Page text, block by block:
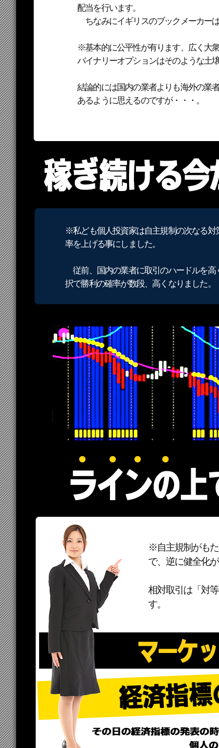
配当を行います。
ちなみにイギリスのブックメーカー
※基本的に公平性が有ります、広く大
バイナリーオプションはそのような土
結論的には国内の業者よりも海外の業
あるように思えるのですが・・・。
※私ども個人投資家は自主規制の次なる対
率を上げる事にしました。
従前、国内の業者に取引のハードルを高
択で勝利の確率が数段、高くなりました。
※自主規制がも
で、逆に健全化
相対取引は「対
す。